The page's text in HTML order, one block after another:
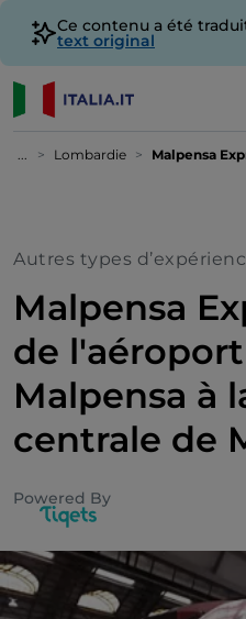
Ce contenu a été
text original
... Lombardie Malpensa Express :
Autres types
Malpensa
de
Malpensa à
centrale de
Powered By